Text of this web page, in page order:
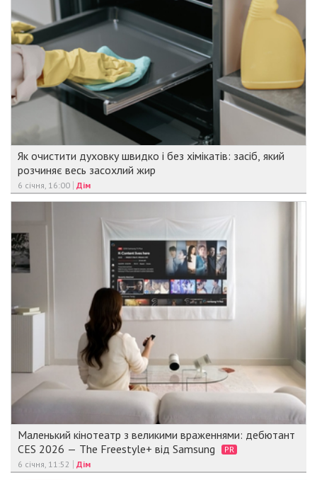
Як очистити духовку швидко і без хімікатів: засіб, який
розчиняє весь засохлий жир
6 січня, 16:00 Дім
Маленький кінотеатр з великими враженнями: дебютант
CES 2026 — The Freestyle+ від Samsung
PR
6 січня, 11:52
Дім